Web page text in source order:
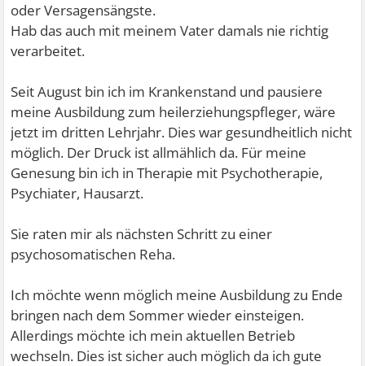
oder Versagensängste.
Hab das auch mit meinem Vater damals nie richtig
verarbeitet.
Seit August bin ich im Krankenstand und pausiere
meine Ausbildung zum heilerziehungspfleger, wäre
jetzt im dritten Lehrjahr. Dies war gesundheitlich nicht
möglich. Der Druck ist allmählich da. Für meine
Genesung bin ich in Therapie mit Psychotherapie,
Psychiater, Hausarzt.
Sie raten mir als nächsten Schritt zu einer
psychosomatischen Reha.
Ich möchte wenn möglich meine Ausbildung zu Ende
bringen nach dem Sommer wieder einsteigen.
Allerdings möchte ich mein aktuellen Betrieb
wechseln. Dies ist sicher auch möglich da ich gute